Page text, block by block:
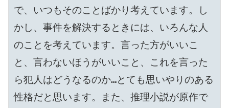
で、いつもそのことばかり考えています。し
かし、事件を解決するときには、いろんな人
のことを考えています。言った方がいいこ
と、言わないほうがいいこと、これを言った
ら犯人はどうなるのか…とても思いやりのある
性格だと思います。また、推理小説が原作で